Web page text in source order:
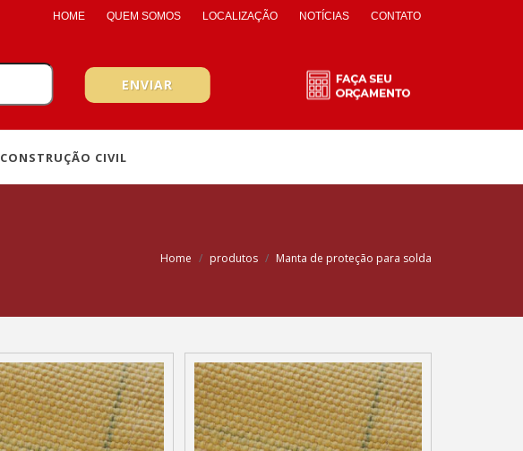
HOME QUEM SOMOS LOCALIZAÇÃO NOTÍCIAS CONTATO
CONSTRUÇÃO CIVIL
Home produtos Manta de proteção para solda